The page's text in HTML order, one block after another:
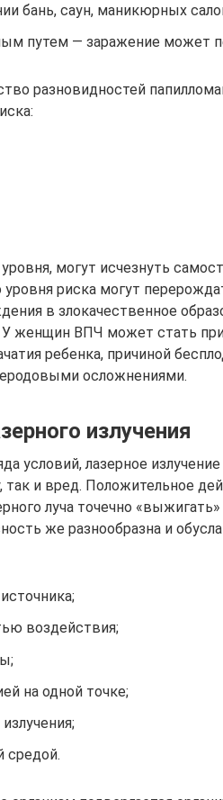
бань, саун, маникюрных
путем — заражение может
разновидностей
могут исчезнуть
уровня риска могут
в злокачественное
У женщин ВПЧ может стать
ребенка, причиной
осложнениями.
излучения
условий, лазерное
так и вред. Положительное
луча точечно
же разнообразна и
воздействия;
на одной точке;